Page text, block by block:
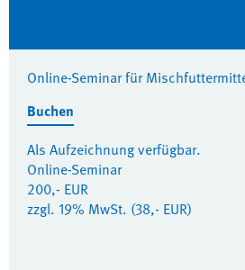
Online-Seminar für
Buchen
Als Aufzeichnung verfügbar.
Online-Seminar
200,- EUR
zzgl. 19% MwSt. (38,- EUR)